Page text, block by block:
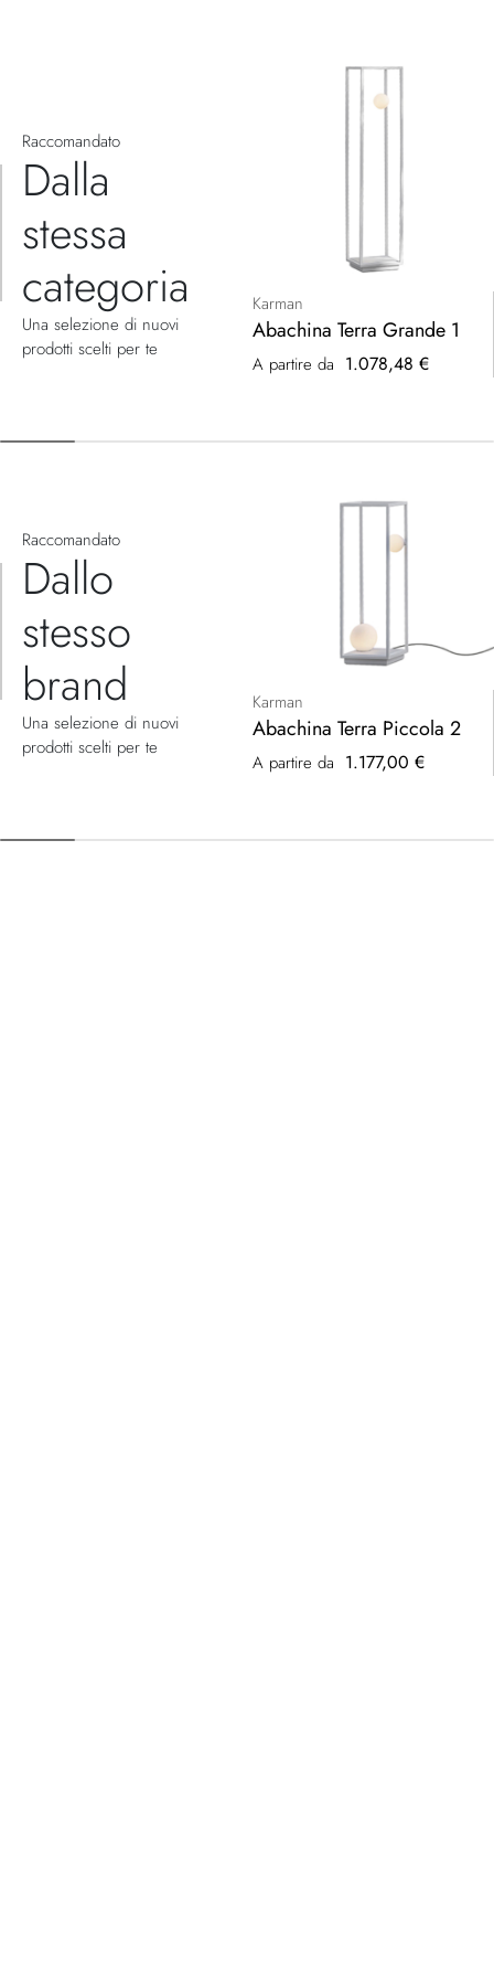
Raccomandato
Dalla
stessa
categoria
Una selezione di nuovi
prodotti scelti per te
Karman
Abachina Terra Grande 1
A partire da 1.078,48 €
Raccomandato
Dallo
stesso
brand
Una selezione di nuovi
prodotti scelti per te
Karman
Abachina Terra Piccola 2
A partire da 1.177,00 €